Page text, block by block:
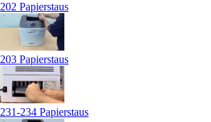
202 Papierstaus
203 Papierstaus
231-234 Papierstaus